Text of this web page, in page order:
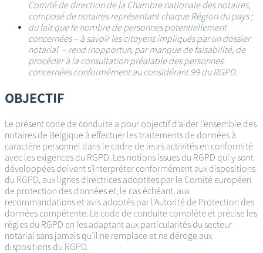
Comité de direction de la Chambre nationale des notaires,
composé de notaires représentant chaque Région du pays ;
du fait que le nombre de personnes potentiellement
concernées – à savoir les citoyens impliqués par un dossier
notarial – rend inopportun, par manque de faisabilité, de
procéder à la consultation préalable des personnes
concernées conformément au considérant 99 du RGPD.
OBJECTIF
Le présent code de conduite a pour objectif d’aider l’ensemble des
notaires de Belgique à effectuer les traitements de données à
caractère personnel dans le cadre de leurs activités en conformité
avec les exigences du RGPD. Les notions issues du RGPD qui y sont
développées doivent s’interpréter conformément aux dispositions
du RGPD, aux lignes directrices adoptées par le Comité européen
de protection des données et, le cas échéant, aux
recommandations et avis adoptés par l’Autorité de Protection des
données compétente. Le code de conduite complète et précise les
règles du RGPD en les adaptant aux particularités du secteur
notarial sans jamais qu’il ne remplace et ne déroge aux
dispositions du RGPD.